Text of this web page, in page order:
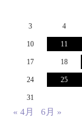
3 4
10 11
17 18
24 25
31
« 4月 6月 »